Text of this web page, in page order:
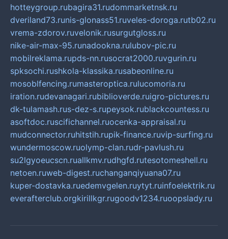
hotteygroup.rubagira31.rudommarketnsk.ru
dveriland73.runis-glonass51.ruveles-doroga.rutb02.ru
vrema-zdorov.ruvelonik.rusurgutgloss.ru
nike-air-max-95.runadookna.rulubov-pic.ru
mobilreklama.rupds-nn.rusocrat2000.ruvgurin.ru
spksochi.rushkola-klassika.rusabeonline.ru
mosoblfencing.rumasteroptica.rulucomoria.ru
iration.rudevanagari.rubiblioverde.ruigro-pictures.ru
dk-tulamash.rus-dez-s.rupeysok.rublackcountess.ru
asoftdoc.ruscifichannel.ruocenka-appraisal.ru
mudconnector.ruhitstih.rupik-finance.ruvip-surfing.ru
wundermoscow.ruolymp-clan.rudr-pavlush.ru
su2lgyoeucscn.ruallkmv.rudhgfd.rutesotomeshell.ru
netoen.ruweb-digest.ruchanganqiyuana07.ru
kuper-dostavka.ruedemvgelen.ruytyt.ruinfoelektrik.ru
everafterclub.orgkirillkgr.rugoodv1234.ruoopslady.ru